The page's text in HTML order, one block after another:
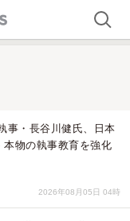
事・長谷川健氏、日本
物の執事教育を強化
2026年08月05日 04時